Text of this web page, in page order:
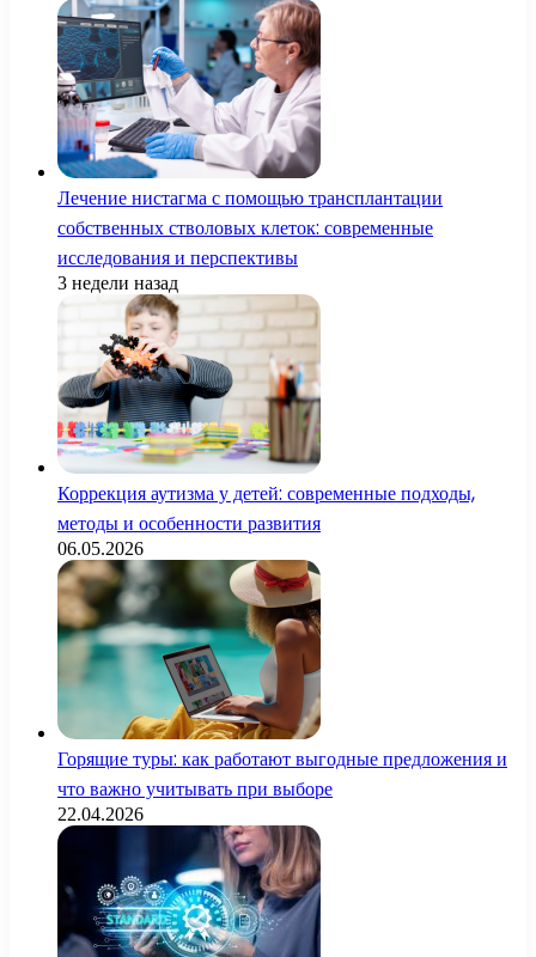
Лечение нистагма с помощью трансплантации
собственных стволовых клеток: современные
исследования и перспективы
3 недели назад
Коррекция аутизма у детей: современные подходы,
методы и особенности развития
06.05.2026
Горящие туры: как работают выгодные предложения и
что важно учитывать при выборе
22.04.2026